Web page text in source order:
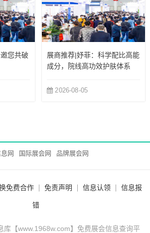
您共破
展商推荐|妤菲：科学配比高能
成分，院线高功效护肤体系
2026-08-05
网 国际展会网 品牌展会网
免费合作 免责声明 信息认领 信息报
错
库【www.1968w.com】免费展会信息查询平